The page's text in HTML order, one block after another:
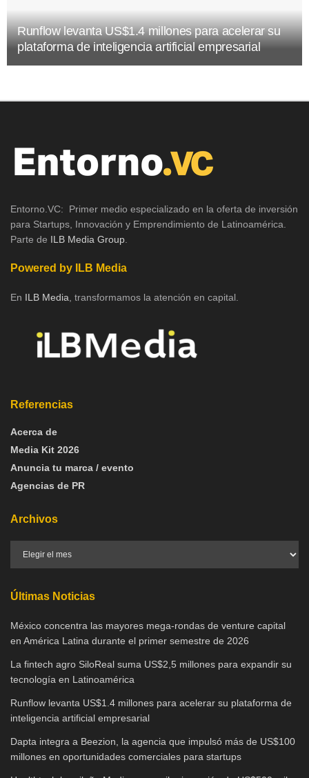
Runflow levanta US$1.4 millones para acelerar su
plataforma de inteligencia artificial empresarial
Entorno.VC: Primer medio especializado en la oferta de inversión
para Startups, Innovación y Emprendimiento de Latinoamérica.
Parte de ILB Media Group
Powered by ILB Media
En ILB Media , transformamos la atención en capital.
Referencias
Acerca de
Media Kit 2026
Anuncia tu marca / evento
Agencias de PR
Archivos
Últimas Noticias
México concentra las mayores mega-rondas de venture capital
en América Latina durante el primer semestre de 2026
La fintech agro SiloReal suma US$2,5 millones para expandir su
tecnología en Latinoamérica
Runflow levanta US$1.4 millones para acelerar su plataforma de
inteligencia artificial empresarial
Dapta integra a Beezion, la agencia que impulsó más de US$100
millones en oportunidades comerciales para startups